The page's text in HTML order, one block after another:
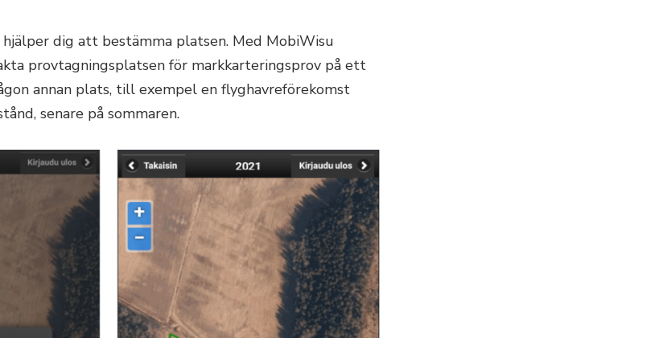
dig att bestämma platsen. Med MobiWisu
provtagningsplatsen för markkarteringsprov på ett
annan plats, till exempel en flyghavreförekomst
senare på sommaren.